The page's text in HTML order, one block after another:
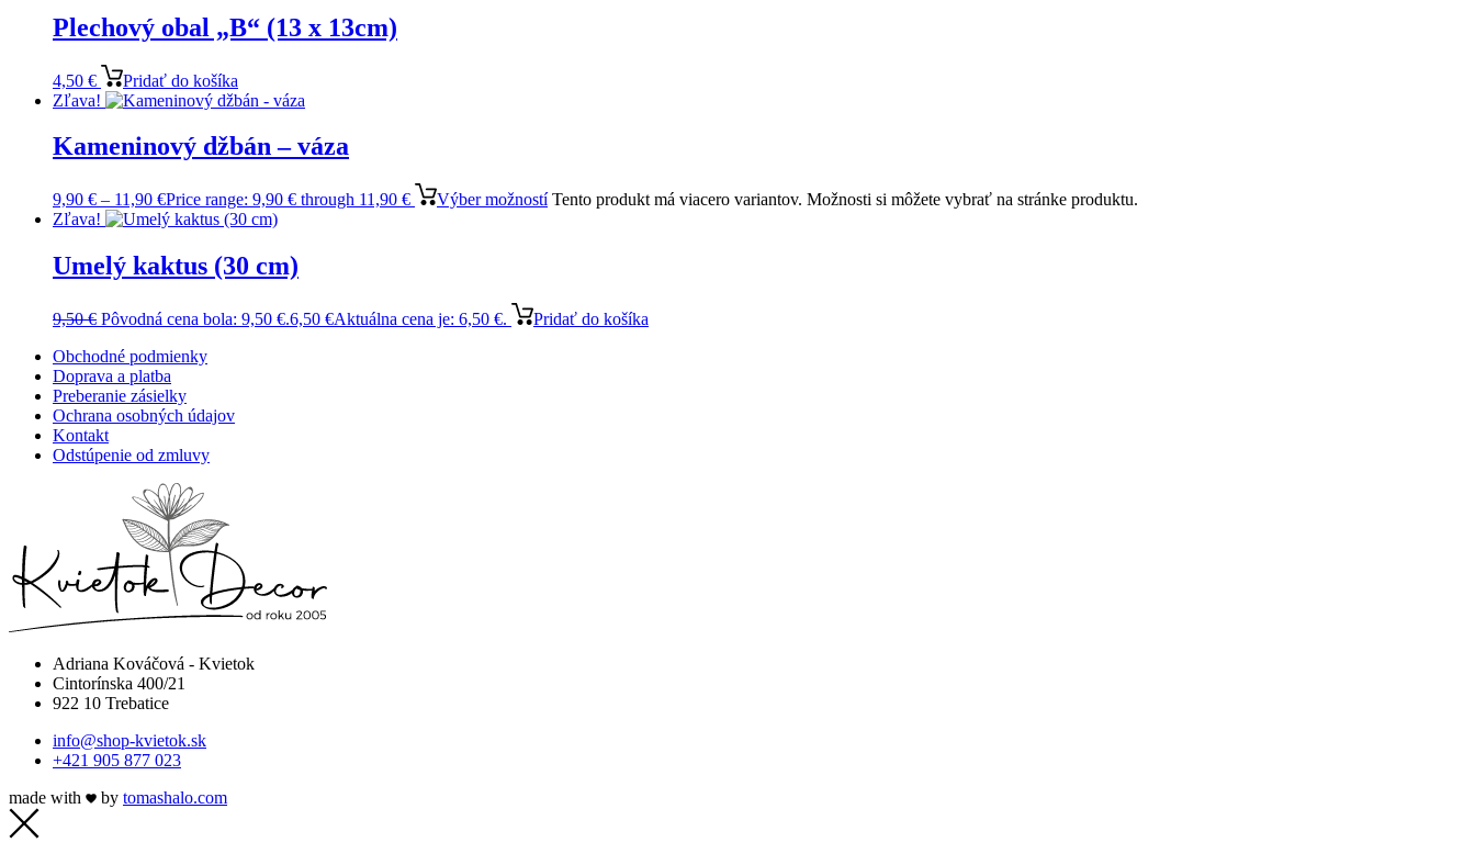
Plechový obal „B“ (13 x 13cm)
4,50 €
Pridať do košíka
Zľava!
Kameninový džbán – váza
9,90 € – 11,90 €Price range: 9,90 € through 11,90 € Výber možností Tento produkt má viacero variantov. Možnosti si môžete vybrať na stránke produktu.
Zľava!
Umelý kaktus (30 cm)
9,50€ Pôvodná cena bola: 9,50 €.6,50 €Aktuálna cena je: 6,50 €.
Pridať do košíka
Obchodné podmienky
Doprava a platba
Preberanie zásielky
Ochrana osobných údajov
Kontakt
Odstúpenie od zmluvy
Adriana Kováčová - Kvietok
Cintorínska 400/21
922 10 Trebatice
info@shop-kvietok.sk
+421 905 877 023
made with
by tomashalo.com